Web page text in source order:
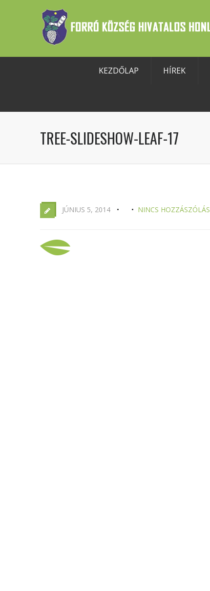
KEZDŐLAP HÍREK
TREE-SLIDESHOW-LEAF-17
JÚNIUS 5, 2014 NINCS HOZZÁSZÓLÁS